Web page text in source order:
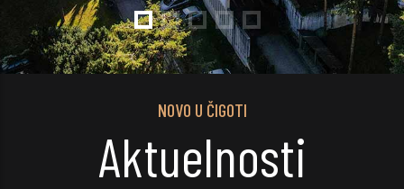
NOVO U ČIGOTI
Aktuelnosti